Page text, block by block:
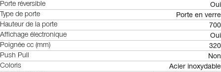
Porte réversible Oui
Type de porte Porte en verre
Hauteur de la porte 700
Affichage électronique Oui
Poignée cc (mm) 320
Push Pull Non
Coloris Acier inoxydable